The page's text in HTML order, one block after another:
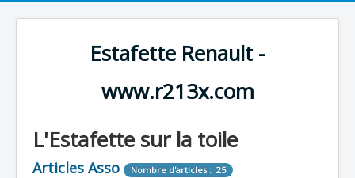
Estafette Renault -
www.r213x.com
L'Estafette sur la toile
Articles Asso Nombre d'articles : 25